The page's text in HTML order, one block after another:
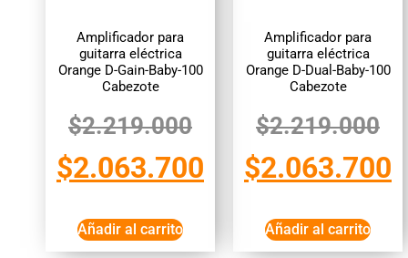
Amplificador para
guitarra eléctrica
Orange D-Gain-Baby-100
Cabezote
$2.219.000
$2.063.700
Añadir al carrito
Amplificador para
guitarra eléctrica
Orange D-Dual-Baby-100
Cabezote
$2.219.000
$2.063.700
Añadir al carrito